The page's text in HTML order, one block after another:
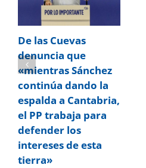
De las Cuevas
denuncia que
«mientras Sánchez
continúa dando la
espalda a Cantabria,
el PP trabaja para
defender los
intereses de esta
tierra»